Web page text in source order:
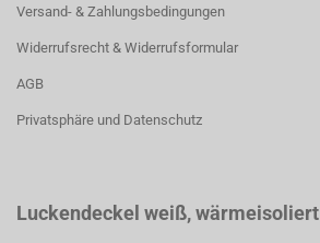
Versand- & Zahlungsbedingungen
Widerrufsrecht & Widerrufsformular
AGB
Privatsphäre und Datenschutz
Luckendeckel weiß, wärmeisoliert